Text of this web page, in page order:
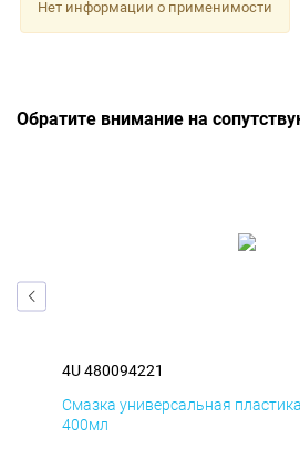
Нет информации о применимости
Обратите внимание на
4U 480094221
Смазка универсальная
400мл